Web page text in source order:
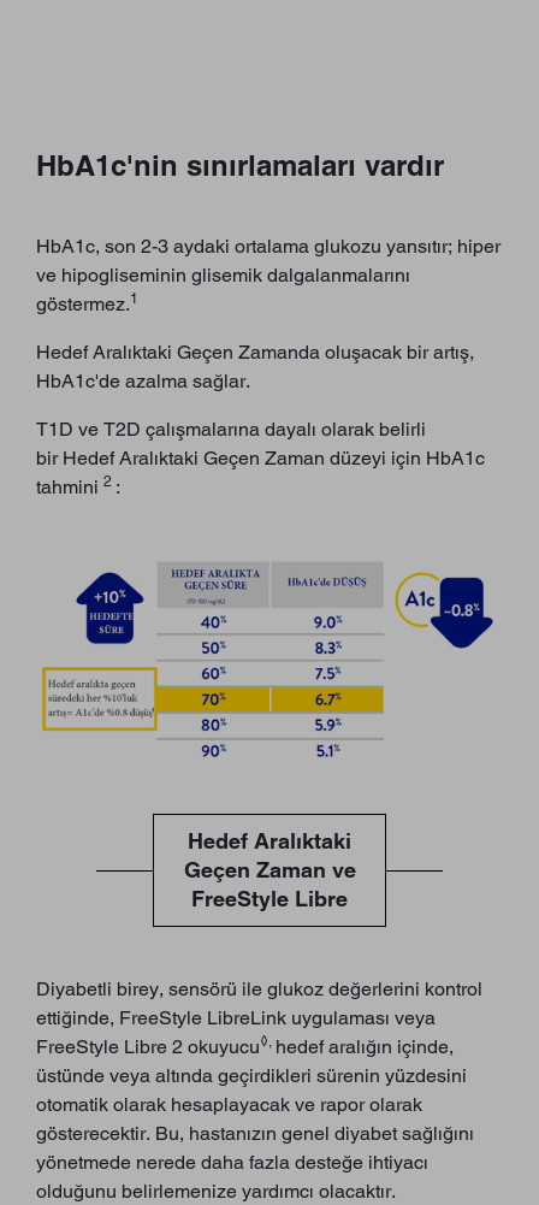
HbA1c'nin sınırlamaları vardır
HbA1c, son 2-3 aydaki ortalama glukozu yansıtır; hiper
ve hipogliseminin glisemik dalgalanmalarını
göstermez.1
Hedef Aralıktaki Geçen Zamanda oluşacak bir artış,
HbA1c'de azalma sağlar.
T1D ve T2D çalışmalarına dayalı olarak belirli
bir Hedef Aralıktaki Geçen Zaman düzeyi için HbA1c
tahmini 2 :
Hedef Aralıktaki
Geçen Zaman ve
FreeStyle Libre
Diyabetli birey, sensörü ile glukoz değerlerini kontrol
ettiğinde, FreeStyle LibreLink uygulaması veya
FreeStyle Libre 2 okuyucu◊, hedef aralığın içinde,
üstünde veya altında geçirdikleri sürenin yüzdesini
otomatik olarak hesaplayacak ve rapor olarak
gösterecektir. Bu, hastanızın genel diyabet sağlığını
yönetmede nerede daha fazla desteğe ihtiyacı
olduğunu belirlemenize yardımcı olacaktır.